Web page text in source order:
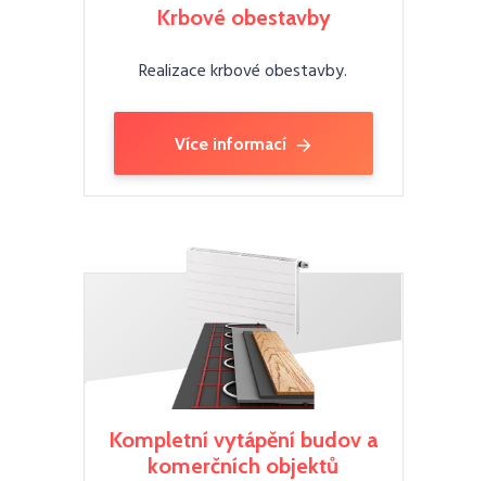
Krbové obestavby
Realizace krbové obestavby.
Více informací
Kompletní vytápění budov a
komerčních objektů